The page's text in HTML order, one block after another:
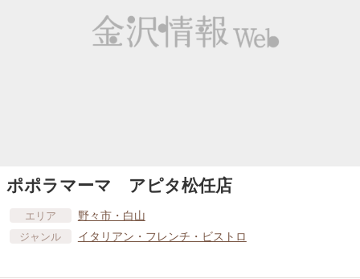
ポポラマーマ アピタ松任店
エリア 野々市・白山
ジャンル イタリアン・フレンチ・ビストロ